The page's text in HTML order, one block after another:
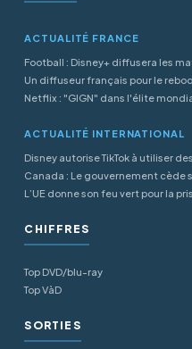
ACTUALITÉ FRANCE
Football : Disney+ diffusera les
Un diffuseur français pour le
Netflix : "GIGN" dans l'élite
ACTUALITÉ INTERNATIONAL
Disney autorise TikTok à utiliser
Canada : Le gouvernement cède
L’UE donne son feu vert pour la
CHIFFRES
Top DVD/blu-ray
Top VàD
SORTIES